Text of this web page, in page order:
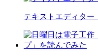
テキストエディター